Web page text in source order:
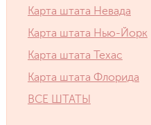
Карта штата Невада
Карта штата Нью-Йорк
Карта штата Техас
Карта штата Флорида
ВСЕ ШТАТЫ